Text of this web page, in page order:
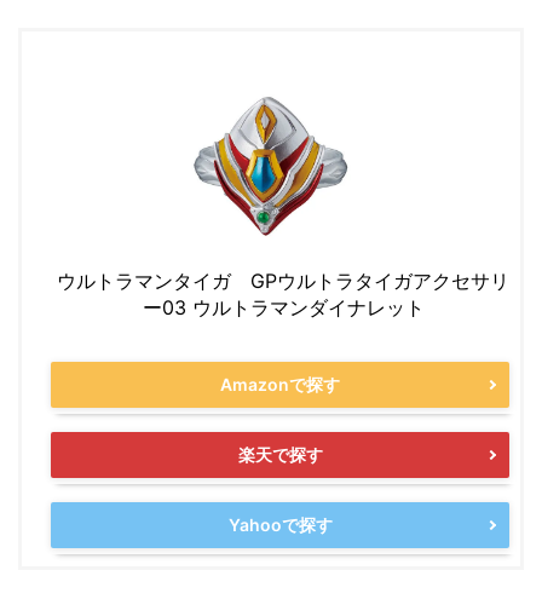
ウルトラマンタイガ GPウルトラタイガアクセサリ
ー03 ウルトラマンダイナレット
Amazonで探す
楽天で探す
Yahooで探す